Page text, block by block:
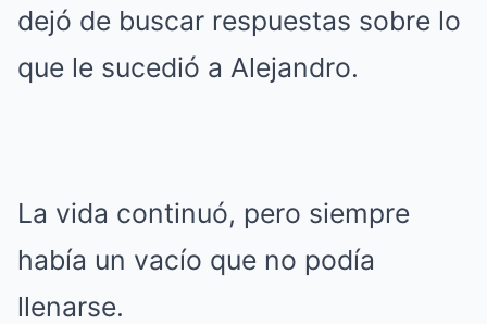
dejó de buscar respuestas sobre lo
que le sucedió a Alejandro.
La vida continuó, pero siempre
había un vacío que no podía
llenarse.